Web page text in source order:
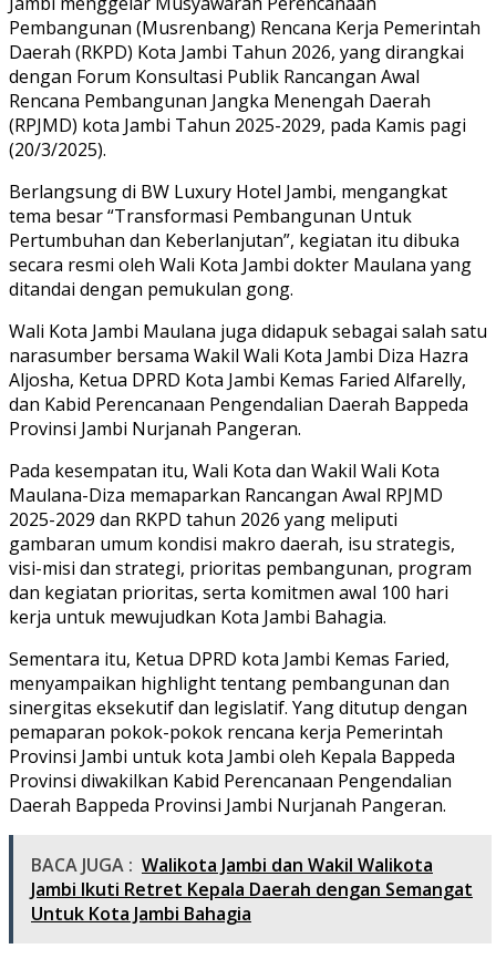
Pembangunan (Musrenbang) Rencana Kerja Pemerintah
Daerah (RKPD) Kota Jambi Tahun 2026, yang dirangkai
dengan Forum Konsultasi Publik Rancangan Awal
Rencana Pembangunan Jangka Menengah Daerah
(RPJMD) kota Jambi Tahun 2025-2029, pada Kamis pagi
(20/3/2025).
Berlangsung di BW Luxury Hotel Jambi, mengangkat
tema besar “Transformasi Pembangunan Untuk
Pertumbuhan dan Keberlanjutan”, kegiatan itu dibuka
secara resmi oleh Wali Kota Jambi dokter Maulana yang
ditandai dengan pemukulan gong.
Wali Kota Jambi Maulana juga didapuk sebagai salah satu
narasumber bersama Wakil Wali Kota Jambi Diza Hazra
Aljosha, Ketua DPRD Kota Jambi Kemas Faried Alfarelly,
dan Kabid Perencanaan Pengendalian Daerah Bappeda
Provinsi Jambi Nurjanah Pangeran.
Pada kesempatan itu, Wali Kota dan Wakil Wali Kota
Maulana-Diza memaparkan Rancangan Awal RPJMD
2025-2029 dan RKPD tahun 2026 yang meliputi
gambaran umum kondisi makro daerah, isu strategis,
visi-misi dan strategi, prioritas pembangunan, program
dan kegiatan prioritas, serta komitmen awal 100 hari
kerja untuk mewujudkan Kota Jambi Bahagia.
Sementara itu, Ketua DPRD kota Jambi Kemas Faried,
menyampaikan highlight tentang pembangunan dan
sinergitas eksekutif dan legislatif. Yang ditutup dengan
pemaparan pokok-pokok rencana kerja Pemerintah
Provinsi Jambi untuk kota Jambi oleh Kepala Bappeda
Provinsi diwakilkan Kabid Perencanaan Pengendalian
Daerah Bappeda Provinsi Jambi Nurjanah Pangeran.
BACA JUGA : Walikota Jambi dan Wakil Walikota
Jambi Ikuti Retret Kepala Daerah dengan Semangat
Untuk Kota Jambi Bahagia